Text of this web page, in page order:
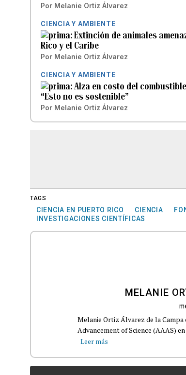
Por Melanie Ortiz Álvarez
CIENCIA Y AMBIENTE
Extinción de animales
Rico y el Caribe
Por Melanie Ortiz Álvarez
CIENCIA Y AMBIENTE
Alza en costo del
“Esto no es sostenible”
Por Melanie Ortiz Álvarez
TAGS
CIENCIA EN PUERTO RICO CIENCIA
INVESTIGACIONES CIENTÍFICAS
MELANIE
Melanie Ortiz Álvarez de la
Advancement of Science (AAAS)
Leer más